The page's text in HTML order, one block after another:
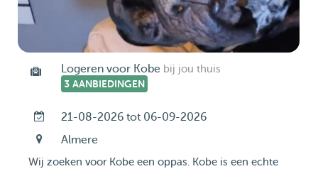
Logeren voor Kobe bij jou thuis
3 AANBIEDINGEN
21-08-2026 tot 06-09-2026
Almere
Wij zoeken voor Kobe een oppas. Kobe is een echte